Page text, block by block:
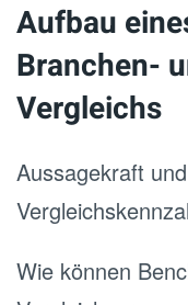
Aufbau
Branchen-
Vergleichs
Aussagekraft
Wie können